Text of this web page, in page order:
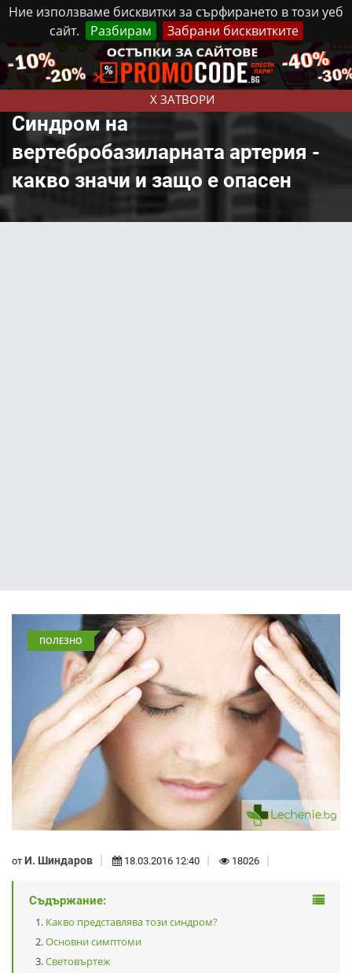
Ние използваме бисквитки за сърфирането в този уеб
сайт.
Разбирам Забрани бисквитките
X ЗАТВОРИ
Неделя, 9 Август, 2026 Реклама Контакти
Синдром на
вертебробазиларната артерия -
какво значи и защо е опасен
ПОЛЕЗНО
от И. Шиндаров 18.03.2016 12:40 18026
Съдържание:
Какво представлява този синдром?
Основни симптоми
Световъртеж